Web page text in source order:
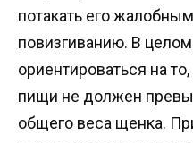
потакать его
повизгиванию. В
ориентироваться на
пищи не должен
общего веса щенка.